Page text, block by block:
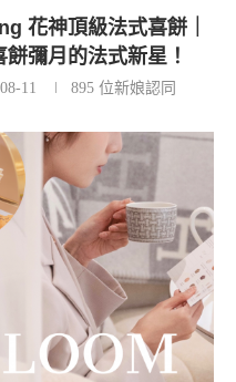
花神頂級法式喜餅｜
彌月的法式新星！
11 895位新娘認同